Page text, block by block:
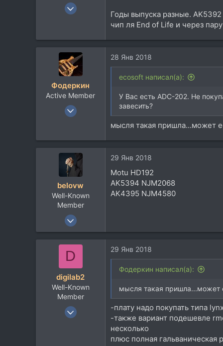
12 Ноя 2007
Годы выпуска разные.
чип ля End of Life и через
Фодеркин
Active Member
15 Фев 2015
28
28 Янв 2018
ecosoft написал(а):
У Вас есть ADC-202. Не
завесить?
мысля такая пришла...может
belovw
Well-Known
Member
22 Апр 2009
9.608
RK Almaty
boosty.to
29 Янв 2018
Motu HD192
AK5394 NJM2068
AK4395 NJM4580
D
digilab2
Well-Known
Member
19 Июн 2012
29 Янв 2018
Фодеркин написал(а):
мысля такая пришла...может
-плату надо покупать типа
-также вариант подешевле
несколько
плюс полная гальваническая